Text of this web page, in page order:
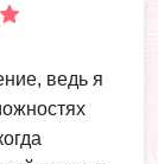
ведь я